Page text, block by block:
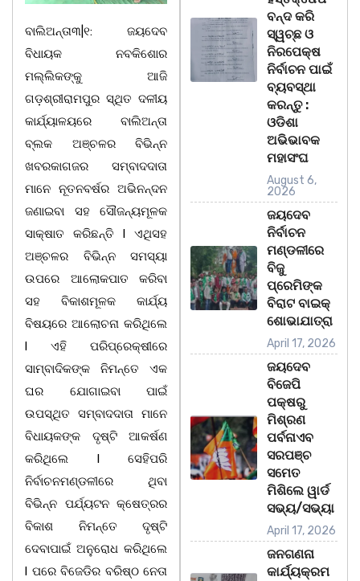
ବାଲିଅନ୍ତା୩|୧: ଜୟଦେବ
ବିଧାୟକ ନବକିଶୋର
ମଲ୍ଲିକଙ୍କୁ ଆଜି
ଗଡ଼ଶ୍ରୀରାମପୁର ସ୍ଥିତ ଦଳୀୟ
କାର୍ଯ୍ୟାଳୟରେ ବାଲିଅନ୍ତା
ବ୍ଲକ ଅଞ୍ଚଳର ବିଭିନ୍ନ
ଖବରକାଗଜର ସମ୍ବାଦଦାତା
ମାନେ ନୂତନବର୍ଷର ଅଭିନନ୍ଦନ
ଜଣାଇବା ସହ ସୌଜନ୍ୟମୂଳକ
ସାକ୍ଷାତ କରିଛନ୍ତି l ଏଥିସହ
ଅଞ୍ଚଳର ବିଭିନ୍ନ ସମସ୍ୟା
ଉପରେ ଆଲୋକପାତ କରିବା
ସହ ବିକାଶମୂଳକ କାର୍ଯ୍ୟ
ବିଷୟରେ ଆଲୋଚନା କରିଥିଲେ
l ଏହି ପରିପ୍ରେକ୍ଷୀରେ
ସାମ୍ବାଦିକଙ୍କ ନିମନ୍ତେ ଏକ
ଘର ଯୋଗାଇବା ପାଇଁ
ଉପସ୍ଥିତ ସମ୍ବାଦଦାତା ମାନେ
ବିଧାୟକଙ୍କ ଦୃଷ୍ଟି ଆକର୍ଷଣ
କରିଥିଲେ l ସେହିପରି
ନିର୍ବାଚନମଣ୍ଡଳୀରେ ଥିବା
ବିଭିନ୍ନ ପର୍ଯ୍ୟଟନ କ୍ଷେତ୍ରର
ବିକାଶ ନିମନ୍ତେ ଦୃଷ୍ଟି
ଦେବାପାଇଁ ଅନୁରୋଧ କରିଥିଲେ
l ପରେ ବିଜେଡିର ବରିଷ୍ଠ ନେତା
ବନ୍ଦ କରି
ସ୍ୱଚ୍ଛ ଓ
ନିରପେକ୍ଷ
ନିର୍ବାଚନ ପାଇଁ
ବ୍ୟବସ୍ଥା
କରନ୍ତୁ :
ଓଡିଶା
ଅଭିଭାବକ
ମହାସଂଘ
August 6,
2026
ଜୟଦେବ
ନିର୍ବାଚନ
ମଣ୍ଡଳୀରେ
ବିଜୁ
ପ୍ରେମିଙ୍କ
ବିରାଟ ବାଇକ୍
ଶୋଭାଯାତ୍ରା
April 17, 2026
ଜୟଦେବ
ବିଜେପି
ପକ୍ଷରୁ
ମିଶ୍ରଣ
ପର୍ବନାଏବ
ସରପଞ୍ଚ
ସମେତ
ମିଶିଲେ ୱାର୍ଡ
ସଭ୍ୟ/ସଭ୍ୟା
April 17, 2026
ଜନଗଣନା
କାର୍ଯ୍ୟକ୍ରମ